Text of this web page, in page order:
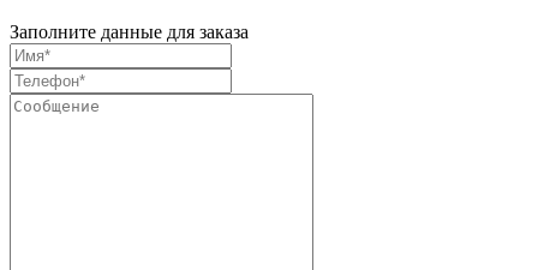
Заполните данные для заказа